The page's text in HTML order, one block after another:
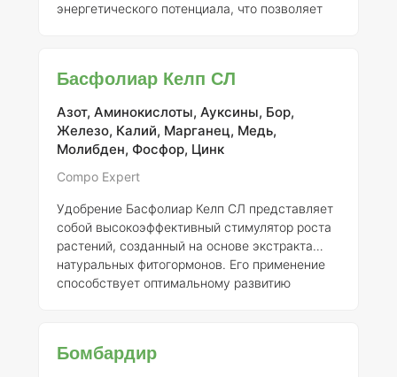
энергетического потенциала, что позволяет
деление клеток, что, в свою очередь,
стимулирует синтез новых белков. Это
создает благоприятные условия для
омоложения точки роста растения, что
особенно важно для поддержания их
Басфолиар Келп СЛ
Азот, Аминокислоты, Ауксины, Бор,
Железо, Калий, Марганец, Медь,
Молибден, Фосфор, Цинк
Compo Expert
Удобрение Басфолиар Келп СЛ представляет
собой высокоэффективный стимулятор роста
растений, созданный на основе экстракта
натуральных фитогормонов. Его применение
способствует оптимальному развитию
питательным веществам. Басфолиар Келп СЛ
Бомбардир